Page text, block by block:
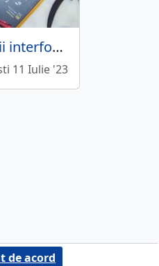
Service reparatii interfoane
11 Iulie '23
de acord